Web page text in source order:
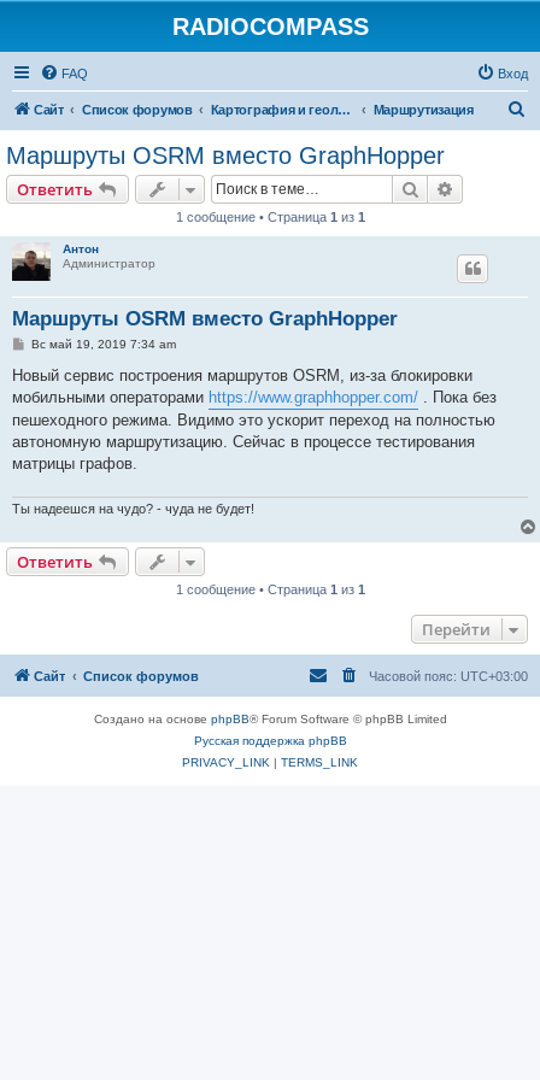
RADIOCOMPASS
FAQ Вход
Сайт Список форумов Картография и геолокация Маршрутизация
Маршруты OSRM вместо GraphHopper
Ответить Поиск
1 сообщение • Страница 1 из 1
Антон
Администратор
Маршруты OSRM вместо GraphHopper
С
о
щ
е
н
и
е
Вс май 19, 2019 7:34 am
Новый сервис построения маршрутов OSRM, из-за блокировки
мобильными операторами https://www.graphhopper.com/ . Пока без
пешеходного режима. Видимо это ускорит переход на полностью
автономную маршрутизацию. Сейчас в процессе тестирования
матрицы графов.
Ты надеешся на чудо? - чуда не будет!
Ответить
1 сообщение • Страница 1 из 1
Перейти
Сайт Список форумов Часовой пояс: UTC+03:00
Создано на основе phpBB® Forum Software © phpBB Limited
Русская поддержка phpBB
PRIVACY_LINK | TERMS_LINK